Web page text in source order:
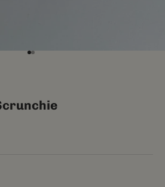
Gå til element 1
Gå til element 2